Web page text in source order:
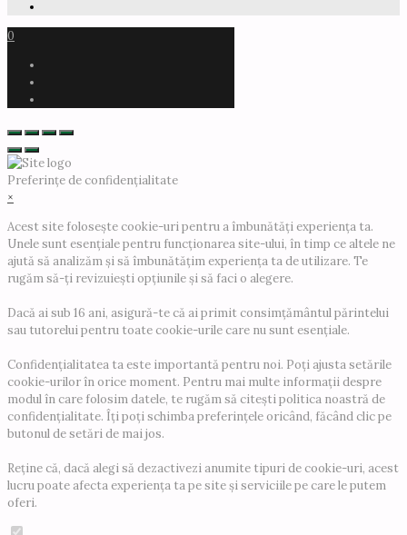
0
Preferințe de confidențialitate
×
Acest site folosește cookie-uri pentru a îmbunătăți experiența ta.
Unele sunt esențiale pentru funcționarea site-ului, în timp ce altele ne
ajută să analizăm și să îmbunătățim experiența ta de utilizare. Te
rugăm să-ți revizuiești opțiunile și să faci o alegere.
Dacă ai sub 16 ani, asigură-te că ai primit consimțământul părintelui
sau tutorelui pentru toate cookie-urile care nu sunt esențiale.
Confidențialitatea ta este importantă pentru noi. Poți ajusta setările
cookie-urilor în orice moment. Pentru mai multe informații despre
modul în care folosim datele, te rugăm să citești politica noastră de
confidențialitate. Îți poți schimba preferințele oricând, făcând clic pe
butonul de setări de mai jos.
Reține că, dacă alegi să dezactivezi anumite tipuri de cookie-uri, acest
lucru poate afecta experiența ta pe site și serviciile pe care le putem
oferi.